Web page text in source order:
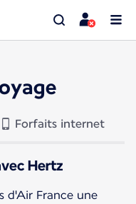
Forfaits internet
Hertz
d'Air France une